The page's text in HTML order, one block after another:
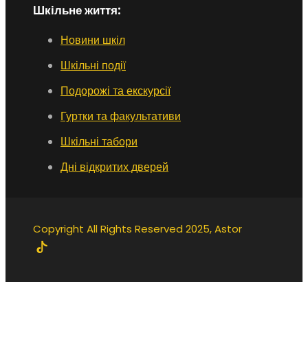
Шкільне життя:
Новини шкіл
Шкільні події
Подорожі та екскурсії
Гуртки та факультативи
Шкільні табори
Дні відкритих дверей
Copyright All Rights Reserved 2025, Astor